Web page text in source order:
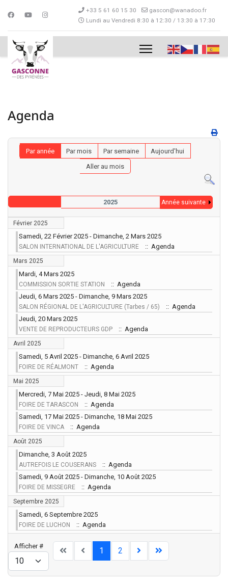
+33 5 61 60 15 30
gascon@wanadoo.fr
Lundi au Vendredi 8:30 à 12:30 / 13:30 à 17:30
Agenda
Par année Par mois Par semaine
Aujourd'hui
Aller au mois
2025 Année suivante
Février 2025
Samedi, 22 Février 2025 - Dimanche, 2 Mars 2025
SALON INTERNATIONAL DE L'AGRICULTURE :: Agenda
Mars 2025
Mardi, 4 Mars 2025
COMMISSION SORTIE STATION
:: Agenda
Jeudi, 6 Mars 2025 - Dimanche, 9 Mars 2025
SALON RÉGIONAL DE L'AGRICULTURE (Tarbes / 65)
:: Agenda
Jeudi, 20 Mars 2025
VENTE DE REPRODUCTEURS GDP :: Agenda
Avril 2025
Samedi, 5 Avril 2025 - Dimanche, 6 Avril 2025
FOIRE DE RÉALMONT :: Agenda
Mai 2025
Mercredi, 7 Mai 2025 - Jeudi, 8 Mai 2025
FOIRE DE TARASCON
:: Agenda
Samedi, 17 Mai 2025 - Dimanche, 18 Mai 2025
FOIRE DE VINCA :: Agenda
Août 2025
Dimanche, 3 Août 2025
AUTREFOIS LE COUSERANS
:: Agenda
Samedi, 9 Août 2025 - Dimanche, 10 Août 2025
FOIRE DE MISSEGRE :: Agenda
Septembre 2025
Samedi, 6 Septembre 2025
FOIRE DE LUCHON :: Agenda
Limite de la pagination
Afficher # 1 2